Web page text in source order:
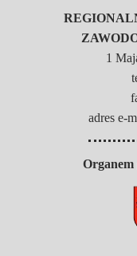
1
adres e-
Organem